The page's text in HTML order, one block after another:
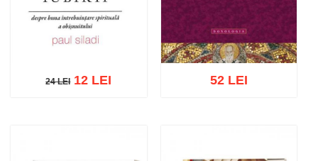
24 LEI
24 LEI12 LEI 52 LEI